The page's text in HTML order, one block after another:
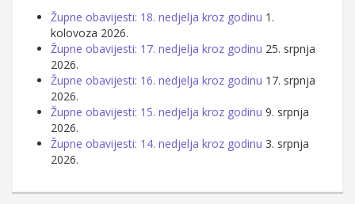
Župne obavijesti: 18. nedjelja kroz godinu 1.
kolovoza 2026.
Župne obavijesti: 17. nedjelja kroz godinu 25. srpnja
2026.
Župne obavijesti: 16. nedjelja kroz godinu 17. srpnja
2026.
Župne obavijesti: 15. nedjelja kroz godinu 9. srpnja
2026.
Župne obavijesti: 14. nedjelja kroz godinu 3. srpnja
2026.